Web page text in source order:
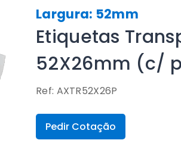
Largura: 52mm
Etiquetas
52X26mm (c/
Ref: AXTR52X26P
Pedir Cotação